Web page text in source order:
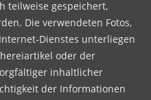
teilweise gespeichert,
Die verwendeten Fotos,
Dienstes unterliegen
oder der
inhaltlicher
der Informationen